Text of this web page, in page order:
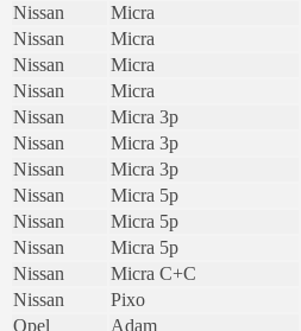
Nissan
Micra
Nissan
Micra
Nissan
Micra
Nissan
Micra
Nissan
Micra 3p
Nissan
Micra 3p
Nissan
Micra 3p
Nissan
Micra 5p
Nissan
Micra 5p
Nissan
Micra 5p
Nissan
Micra C+C
Nissan
Pixo
Opel
Adam